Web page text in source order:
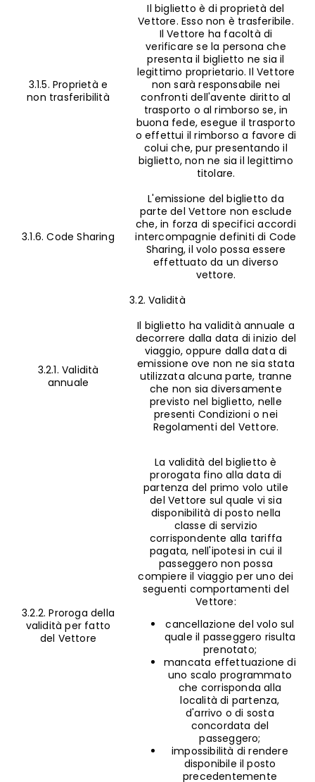
3.1.5. Proprietà e
non trasferibilità
Il biglietto è di proprietà del
Vettore. Esso non è trasferibile.
Il Vettore ha facoltà di
verificare se la persona che
presenta il biglietto ne sia il
legittimo proprietario. Il Vettore
non sarà responsabile nei
confronti dell'avente diritto al
trasporto o al rimborso se, in
buona fede, esegue il trasporto
o effettui il rimborso a favore di
colui che, pur presentando il
biglietto, non ne sia il legittimo
titolare.
3.1.6. Code Sharing
L'emissione del biglietto da
parte del Vettore non esclude
che, in forza di specifici accordi
intercompagnie definiti di Code
Sharing, il volo possa essere
effettuato da un diverso
vettore.
3.2. Validità
3.2.1. Validità
annuale
Il biglietto ha validità annuale a
decorrere dalla data di inizio del
viaggio, oppure dalla data di
emissione ove non ne sia stata
utilizzata alcuna parte, tranne
che non sia diversamente
previsto nel biglietto, nelle
presenti Condizioni o nei
Regolamenti del Vettore.
3.2.2. Proroga della
validità per fatto
del Vettore
La validità del biglietto è
prorogata fino alla data di
partenza del primo volo utile
del Vettore sul quale vi sia
disponibilità di posto nella
classe di servizio
corrispondente alla tariffa
pagata, nell'ipotesi in cui il
passeggero non possa
compiere il viaggio per uno dei
seguenti comportamenti del
Vettore:
cancellazione del volo sul
quale il passeggero risulta
prenotato;
mancata effettuazione di
uno scalo programmato
che corrisponda alla
località di partenza,
d'arrivo o di sosta
concordata del
passeggero;
impossibilità di rendere
disponibile il posto
precedentemente